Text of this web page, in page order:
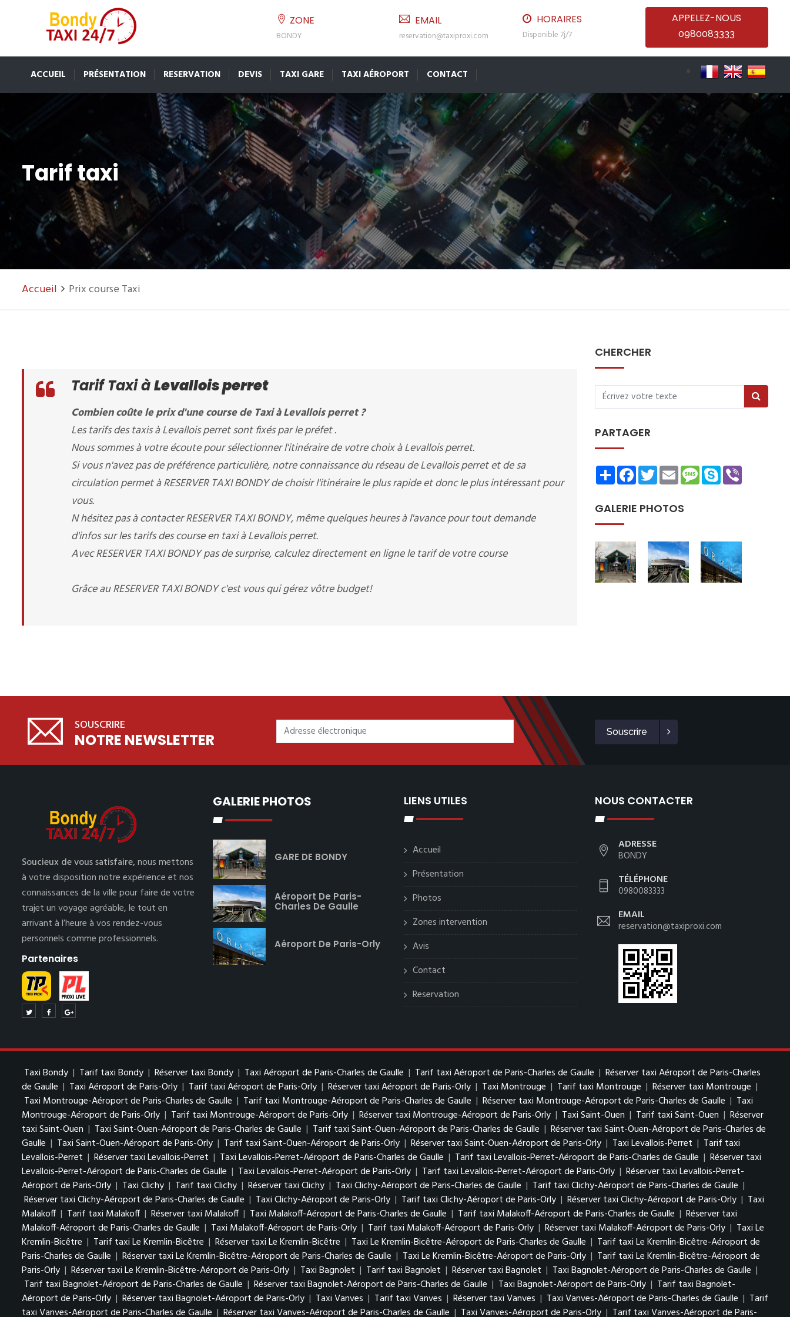
ZONE
BONDY
EMAIL
reservation@taxiproxi.com
HORAIRES
Disponible 7j/7
APPELEZ-NOUS
0980083333
ACCUEIL PRÉSENTATION RESERVATION DEVIS TAXI GARE TAXI AÉROPORT CONTACT
Tarif taxi
Accueil Prix course Taxi
Tarif Taxi àLevallois perret
Combien coûte le prix d'une course de Taxi à Levallois perret ?
Les tarifs des taxis à Levallois perret sont fixés par le préfet .
Nous sommes à votre écoute pour sélectionner l'itinéraire de votre choix à Levallois perret.
Si vous n'avez pas de préférence particulière, notre connaissance du réseau de Levallois perret et de sa
circulation permet à RESERVER TAXI BONDY de choisir l'itinéraire le plus rapide et donc le plus intéressant pour
vous.
N hésitez pas à contacter RESERVER TAXI BONDY, même quelques heures à l'avance pour tout demande
d'infos sur les tarifs des course en taxi à Levallois perret.
Avec RESERVER TAXI BONDY pas de surprise, calculez directement en ligne le tarif de votre course
Grâce au RESERVER TAXI BONDY c'est vous qui gérez vôtre budget!
CHERCHER
PARTAGER
ShareFacebookTwitterEmailMessage
Skype
GALERIE PHOTOS
SOUSCRIRE
NOTRE NEWSLETTER Souscrire
Soucieux de vous satisfaire,nous mettons
à votre disposition notre expérience et nos
connaissances de la ville pour faire de votre
trajet un voyage agréable, le tout en
arrivant à l’heure à vos rendez-vous
personnels comme professionnels.
Partenaires
GALERIE PHOTOS
GARE DE BONDY
Aéroport De Paris-
Charles De Gaulle
Aéroport De Paris-Orly
LIENS UTILES
Accueil
Présentation
Photos
Zones intervention
Avis
Contact
Reservation
NOUS CONTACTER
ADRESSE
BONDY
TÉLÉPHONE
0980083333
EMAIL
reservation@taxiproxi.com
Taxi Bondy | Tarif taxi Bondy | Réserver taxi Bondy | Taxi Aéroport de Paris-Charles de Gaulle | Tarif taxi Aéroport de Paris-Charles de Gaulle | Réserver taxi Aéroport de Paris-Charles
de Gaulle | Taxi Aéroport de Paris-Orly | Tarif taxi Aéroport de Paris-Orly | Réserver taxi Aéroport de Paris-Orly | Taxi Montrouge | Tarif taxi Montrouge | Réserver taxi Montrouge |
Taxi Montrouge-Aéroport de Paris-Charles de Gaulle | Tarif taxi Montrouge-Aéroport de Paris-Charles de Gaulle | Réserver taxi Montrouge-Aéroport de Paris-Charles de Gaulle | Taxi
Montrouge-Aéroport de Paris-Orly | Tarif taxi Montrouge-Aéroport de Paris-Orly | Réserver taxi Montrouge-Aéroport de Paris-Orly | Taxi Saint-Ouen | Tarif taxi Saint-Ouen | Réserver
taxi Saint-Ouen | Taxi Saint-Ouen-Aéroport de Paris-Charles de Gaulle | Tarif taxi Saint-Ouen-Aéroport de Paris-Charles de Gaulle | Réserver taxi Saint-Ouen-Aéroport de Paris-Charles de
Gaulle | Taxi Saint-Ouen-Aéroport de Paris-Orly | Tarif taxi Saint-Ouen-Aéroport de Paris-Orly | Réserver taxi Saint-Ouen-Aéroport de Paris-Orly | Taxi Levallois-Perret | Tarif taxi
Levallois-Perret | Réserver taxi Levallois-Perret | Taxi Levallois-Perret-Aéroport de Paris-Charles de Gaulle | Tarif taxi Levallois-Perret-Aéroport de Paris-Charles de Gaulle | Réserver taxi
Levallois-Perret-Aéroport de Paris-Charles de Gaulle | Taxi Levallois-Perret-Aéroport de Paris-Orly | Tarif taxi Levallois-Perret-Aéroport de Paris-Orly | Réserver taxi Levallois-Perret-
Aéroport de Paris-Orly | Taxi Clichy | Tarif taxi Clichy | Réserver taxi Clichy | Taxi Clichy-Aéroport de Paris-Charles de Gaulle | Tarif taxi Clichy-Aéroport de Paris-Charles de Gaulle |
Réserver taxi Clichy-Aéroport de Paris-Charles de Gaulle | Taxi Clichy-Aéroport de Paris-Orly | Tarif taxi Clichy-Aéroport de Paris-Orly | Réserver taxi Clichy-Aéroport de Paris-Orly | Taxi
Malakoff | Tarif taxi Malakoff | Réserver taxi Malakoff | Taxi Malakoff-Aéroport de Paris-Charles de Gaulle | Tarif taxi Malakoff-Aéroport de Paris-Charles de Gaulle | Réserver taxi
Malakoff-Aéroport de Paris-Charles de Gaulle | Taxi Malakoff-Aéroport de Paris-Orly | Tarif taxi Malakoff-Aéroport de Paris-Orly | Réserver taxi Malakoff-Aéroport de Paris-Orly | Taxi Le
Kremlin-Bicêtre | Tarif taxi Le Kremlin-Bicêtre | Réserver taxi Le Kremlin-Bicêtre | Taxi Le Kremlin-Bicêtre-Aéroport de Paris-Charles de Gaulle | Tarif taxi Le Kremlin-Bicêtre-Aéroport de
Paris-Charles de Gaulle | Réserver taxi Le Kremlin-Bicêtre-Aéroport de Paris-Charles de Gaulle | Taxi Le Kremlin-Bicêtre-Aéroport de Paris-Orly | Tarif taxi Le Kremlin-Bicêtre-Aéroport de
Paris-Orly | Réserver taxi Le Kremlin-Bicêtre-Aéroport de Paris-Orly | Taxi Bagnolet | Tarif taxi Bagnolet | Réserver taxi Bagnolet | Taxi Bagnolet-Aéroport de Paris-Charles de Gaulle |
Tarif taxi Bagnolet-Aéroport de Paris-Charles de Gaulle | Réserver taxi Bagnolet-Aéroport de Paris-Charles de Gaulle | Taxi Bagnolet-Aéroport de Paris-Orly | Tarif taxi Bagnolet-
Aéroport de Paris-Orly | Réserver taxi Bagnolet-Aéroport de Paris-Orly | Taxi Vanves | Tarif taxi Vanves | Réserver taxi Vanves | Taxi Vanves-Aéroport de Paris-Charles de Gaulle | Tarif
taxi Vanves-Aéroport de Paris-Charles de Gaulle | Réserver taxi Vanves-Aéroport de Paris-Charles de Gaulle | Taxi Vanves-Aéroport de Paris-Orly | Tarif taxi Vanves-Aéroport de Paris-